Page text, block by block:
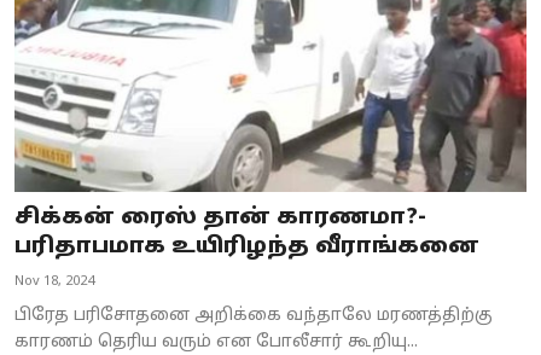
Crime
Tamilnadu
National
World
Astrology
Spirituality
Weather
சிக்கன் ரைஸ் தான் காரணமா?-
பரிதாபமாக உயிரிழந்த வீராங்கனை
Nov 18, 2024
பிரேத பரிசோதனை அறிக்கை வந்தாலே மரணத்திற்கு
காரணம் தெரிய வரும் என போலீசார் கூறியு...